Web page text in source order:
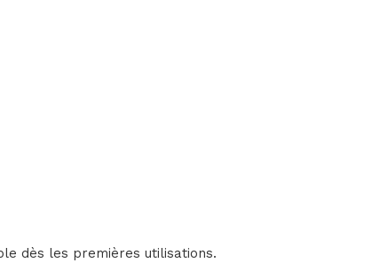
dès les premières utilisations.